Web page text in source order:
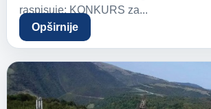
raspisuje: KONKURS za...
Opširnije